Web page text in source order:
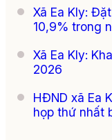
Xã Ea Kly:
10,9% trong
Xã Ea Kly:
2026
HĐND xã Ea
họp thứ nhất